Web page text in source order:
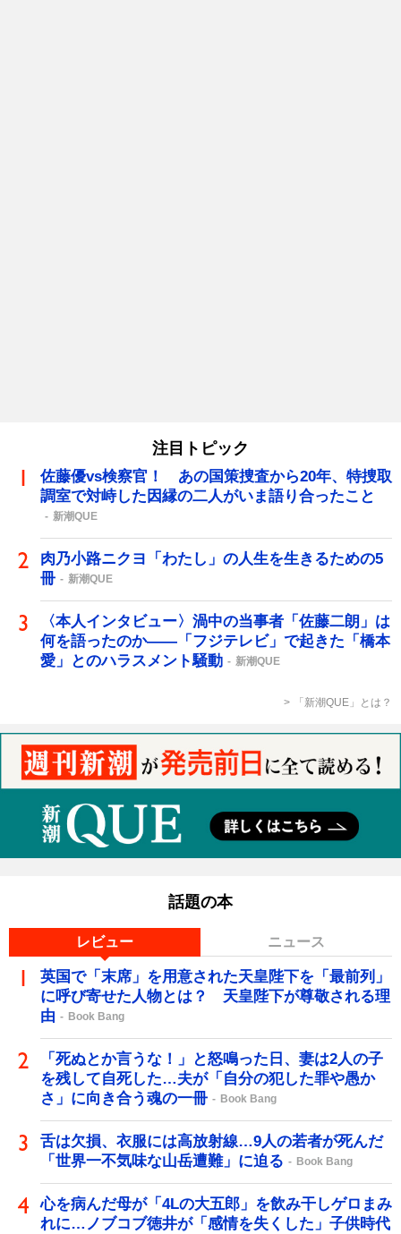
注目トピック
佐藤優vs検察官！ あの国策捜査から20年、特捜取
調室で対峙した因縁の二人がいま語り合ったこと
新潮QUE
肉乃小路ニクヨ「わたし」の人生を生きるための5
冊
新潮QUE
〈本人インタビュー〉渦中の当事者「佐藤二朗」は
何を語ったのか――「フジテレビ」で起きた「橋本
愛」とのハラスメント騒動
新潮QUE
「新潮QUE」とは？
話題の本
レビュー ニュース
英国で「末席」を用意された天皇陛下を「最前列」
に呼び寄せた人物とは？ 天皇陛下が尊敬される理
由
Book Bang
「死ぬとか言うな！」と怒鳴った日、妻は2人の子
を残して自死した…夫が「自分の犯した罪や愚か
さ」に向き合う魂の一冊
Book Bang
舌は欠損、衣服には高放射線…9人の若者が死んだ
「世界一不気味な山岳遭難」に迫る
Book Bang
心を病んだ母が「4Lの大五郎」を飲み干しゲロまみ
れに…ノブコブ徳井が「感情を失くした」子供時代